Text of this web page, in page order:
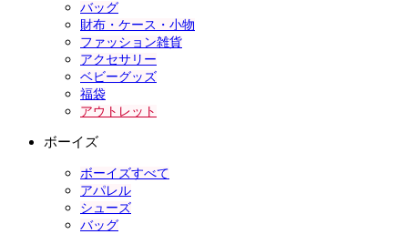
バッグ
財布・ケース・小物
ファッション雑貨
アクセサリー
ベビーグッズ
福袋
アウトレット
ボーイズ
ボーイズすべて
アパレル
シューズ
バッグ